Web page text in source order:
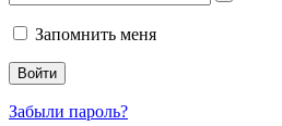
Запомнить меня
Забыли пароль?